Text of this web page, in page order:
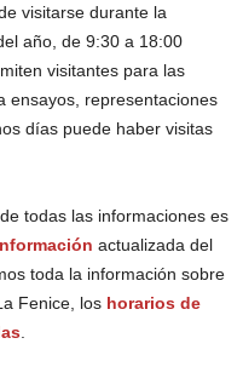
visitarse durante la
año, de 9:30 a 18:00
visitantes para las
ensayos, representaciones
días puede haber visitas
todas las informaciones es
actualizada del
toda la información sobre
Fenice, los horarios de